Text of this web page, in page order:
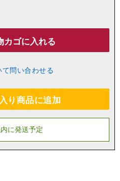
カゴに入れる
問い合わせる
り商品に追加